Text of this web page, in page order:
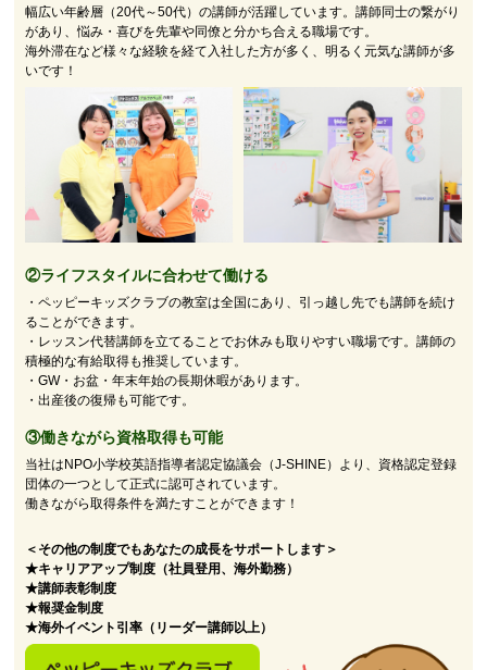
幅広い年齢層（20代～50代）の講師が活躍しています。講師同士の繋がり
があり、悩み・喜びを先輩や同僚と分かち合える職場です。
海外滞在など様々な経験を経て入社した方が多く、明るく元気な講師が多
いです！
②ライフスタイルに合わせて働ける
・ペッピーキッズクラブの教室は全国にあり、引っ越し先でも講師を続け
ることができます。
・レッスン代替講師を立てることでお休みも取りやすい職場です。講師の
積極的な有給取得も推奨しています。
・GW・お盆・年末年始の長期休暇があります。
・出産後の復帰も可能です。
③働きながら資格取得も可能
当社はNPO小学校英語指導者認定協議会（J-SHINE）より、資格認定登録
団体の一つとして正式に認可されています。
働きながら取得条件を満たすことができます！
＜その他の制度でもあなたの成長をサポートします＞
★キャリアアップ制度（社員登用、海外勤務）
★講師表彰制度
★報奨金制度
★海外イベント引率（リーダー講師以上）